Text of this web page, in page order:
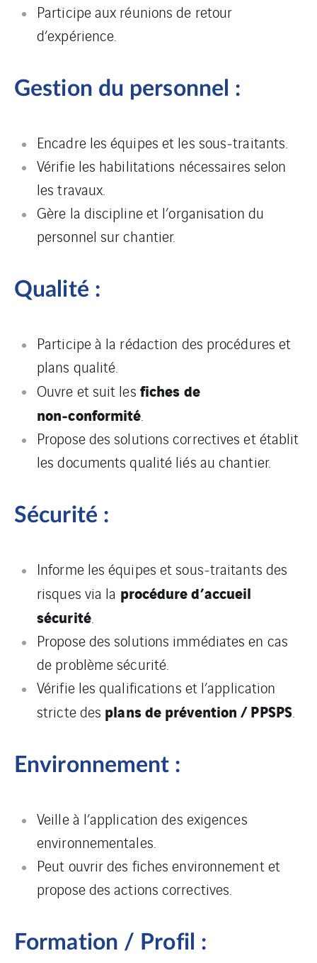
Participe aux réunions de retour
d’expérience.
Gestion du personnel :
Encadre les équipes et les sous‑traitants.
Vérifie les habilitations nécessaires selon
les travaux.
Gère la discipline et l’organisation du
personnel sur chantier.
Qualité :
Participe à la rédaction des procédures et
plans qualité.
Ouvre et suit les fiches de
non‑conformité.
Propose des solutions correctives et établit
les documents qualité liés au chantier.
Sécurité :
Informe les équipes et sous‑traitants des
risques via la procédure d’accueil
sécurité.
Propose des solutions immédiates en cas
de problème sécurité.
Vérifie les qualifications et l’application
stricte des plans de prévention / PPSPS.
Environnement :
Veille à l’application des exigences
environnementales.
Peut ouvrir des fiches environnement et
propose des actions correctives.
Formation / Profil :